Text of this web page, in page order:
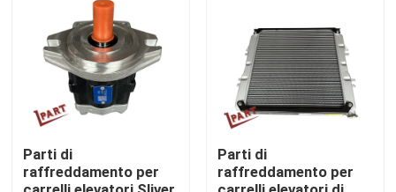
Parti di
raffreddamento per
Parti di
raffreddamento per